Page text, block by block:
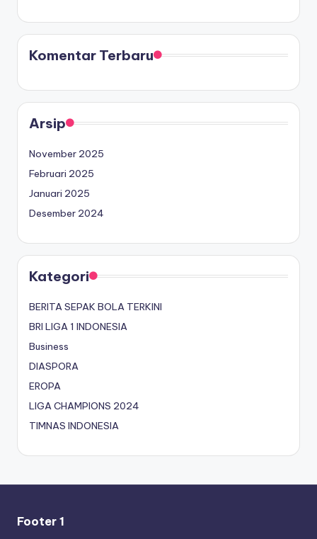
Komentar Terbaru
Arsip
November 2025
Februari 2025
Januari 2025
Desember 2024
Kategori
BERITA SEPAK BOLA TERKINI
BRI LIGA 1 INDONESIA
Business
DIASPORA
EROPA
LIGA CHAMPIONS 2024
TIMNAS INDONESIA
Footer 1